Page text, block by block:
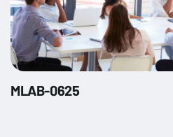
MLAB-0625